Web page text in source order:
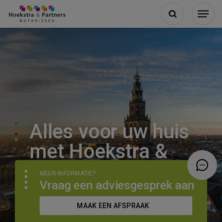
Alles voor uw huis
metHoekstra &
Partners Utrecht
MEER INFORMATIE?
Vraag een adviesgesprek aan
MAAK EEN AFSPRAAK